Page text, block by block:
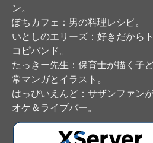
ン。
ぽちカフェ ：男の料理レシピ。
いとしのエリーズ ：好きだから
コピバンド。
たっきー先生 ：保育士が描く子
常マンガとイラスト。
はっぴいえんど ：サザンファン
オケ＆ライブバー。